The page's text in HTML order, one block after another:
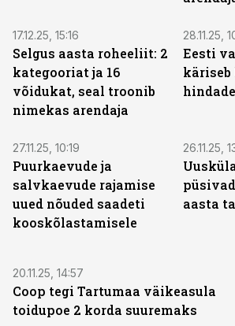
17.12.25, 15:16
Selgus aasta roheeliit: 2
kategooriat ja 16
võidukat, seal troonib
nimekas arendaja
28.11.25,
Eesti
27.11.25, 10:19
Puurkaevude ja
salvkaevude rajamise
uued nõuded saadeti
kooskõlastamisele
26.11.25,
aasta
20.11.25, 14:57
Coop tegi Tartumaa väikeasula
toidupoe 2 korda suuremaks